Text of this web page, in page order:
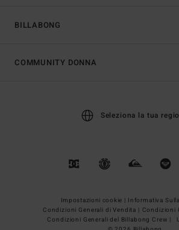
BILLABONG
COMMUNITY DONNA
Seleziona la tua
Impostazioni cookie | Informativa
Condizioni Generali di Vendita | Condizioni
Condizioni Generali del Billabong Crew |